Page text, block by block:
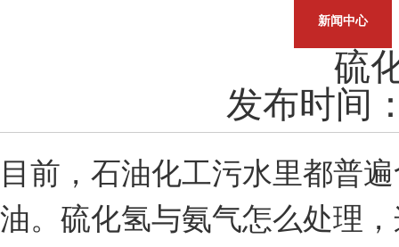
新闻中心
硫
发布时间
目前，石油化工污水里都普
油。硫化氢与氨气怎么处理